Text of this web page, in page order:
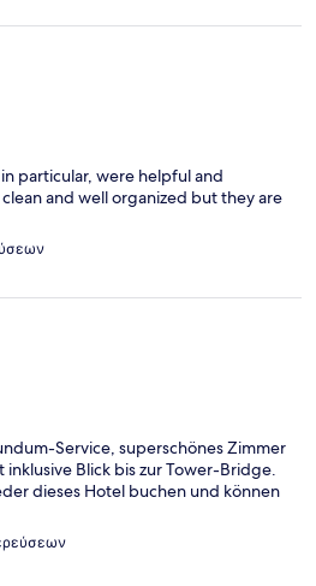
particular, were helpful and
and well organized but they are
Service, superschönes Zimmer
inklusive Blick bis zur Tower-Bridge.
dieses Hotel buchen und können